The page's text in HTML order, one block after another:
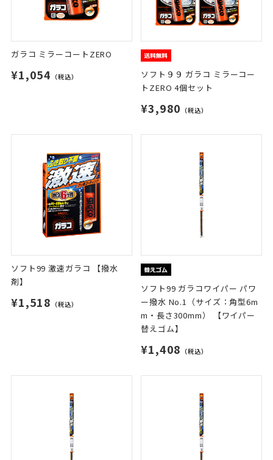
ガラコ ミラーコートZERO
¥1,054 （税込）
ソフト９９ ガラコ ミラーコー
トZERO 4個セット
¥3,980 （税込）
ソフト99 激速ガラコ 【撥水
剤】
¥1,518 （税込）
ソフト99 ガラコワイパー パワ
ー撥水 No.1（サイズ：角型6m
m・長さ300mm） 【ワイパー
替えゴム】
¥1,408 （税込）